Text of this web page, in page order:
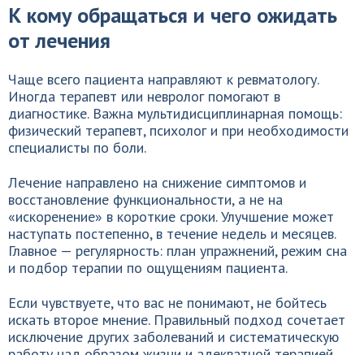
К кому обращаться и чего ожидать
от лечения
Чаще всего пациента направляют к ревматологу.
Иногда терапевт или невролог помогают в
диагностике. Важна мультидисциплинарная помощь:
физический терапевт, психолог и при необходимости
специалисты по боли.
Лечение направлено на снижение симптомов и
восстановление функциональности, а не на
«искоренение» в короткие сроки. Улучшение может
наступать постепенно, в течение недель и месяцев.
Главное — регулярность: план упражнений, режим сна
и подбор терапии по ощущениям пациента.
Если чувствуете, что вас не понимают, не бойтесь
искать второе мнение. Правильный подход сочетает
исключение других заболеваний и систематическую